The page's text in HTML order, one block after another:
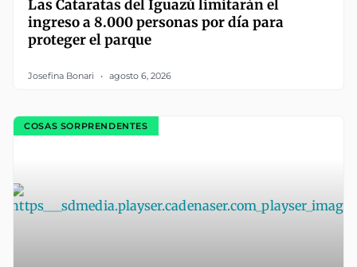
Las Cataratas del Iguazú limitarán el
ingreso a 8.000 personas por día para
proteger el parque
Josefina Bonari agosto 6, 2026
COSAS SORPRENDENTES